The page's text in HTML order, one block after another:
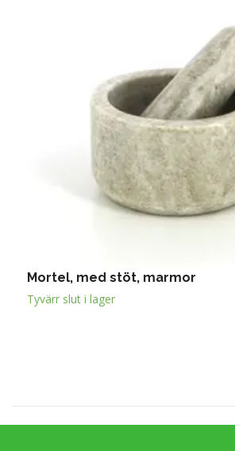
Mortel, med stöt, marmor
Tyvärr slut i lager